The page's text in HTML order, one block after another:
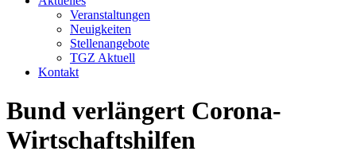
Veranstaltungen
Neuigkeiten
Stellenangebote
TGZ Aktuell
Kontakt
Bund verlängert Corona-
Wirtschaftshilfen